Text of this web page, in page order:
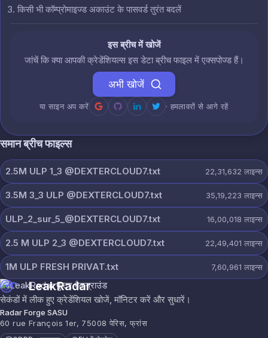
किसी भी कॉम्प्रोमाइज्ड अकाउंट के पासवर्ड तुरंत बदलें
इस ब्रीच में खोजें
जांचें कि क्या आपकी क्रेडेंशियल्स इस डेटा ब्रीच फाइल में एक्सपोज्ड हैं।
अभी खोजें
या साइन अप करें · हमलावरों से आगे रहें
समान ब्रीच फाइल्स
2.5M ULP 1_3 @DEXTERCLOUD7.txt 22,31,632 लाइन्स
3.5M 3_3 ULP @DEXTERCLOUD7.txt 35,19,223 लाइन्स
ULP_2_sur_5_@DEXTERCLOUD7.txt 16,00,018 लाइन्स
2.5 M ULP 2_3 @DEXTERCLOUD7.txt 22,49,401 लाइन्स
1M ULP FRESH PRIVAT.txt 7,60,961 लाइन्स
LeakRadar
सेकंडों में लीक हुए क्रेडेंशियल खोजें, मॉनिटर करें और सुधारें।
Radar Forge SASU
60 rue François 1er, 75008 पेरिस, फ्रांस